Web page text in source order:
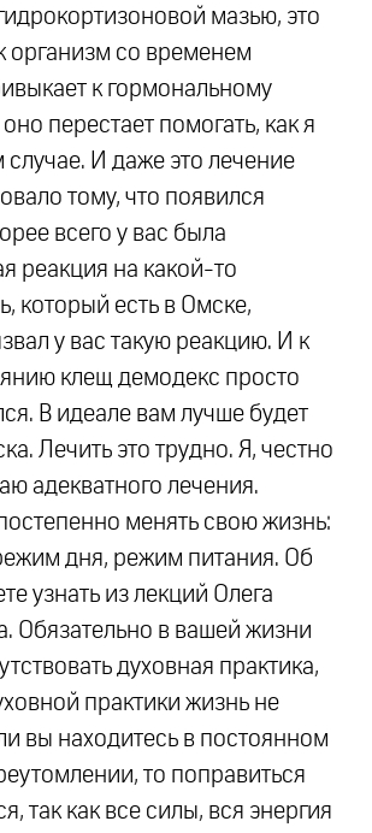
мазью, это
организм со временем
к гормональному
перестает помогать, как я
И даже это лечение
тому, что появился
всего у вас была
реакция на какой-то
который есть в Омске,
у вас такую реакцию. И к
клещ демодекс просто
В идеале вам лучше будет
Лечить это трудно. Я, честно
адекватного лечения.
менять свою жизнь:
дня, режим питания. Об
узнать из лекций Олега
Обязательно в вашей жизни
духовная практика,
практики жизнь не
вы находитесь в постоянном
то поправиться
так как все силы, вся энергия